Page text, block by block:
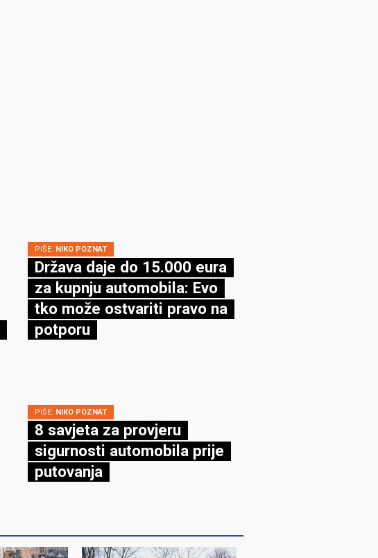
PIŠE: NIKO POZNAT
Država daje do 15.000 eura
za kupnju automobila: Evo
tko može ostvariti pravo na
potporu
PIŠE: NIKO POZNAT
8 savjeta za provjeru
sigurnosti automobila prije
putovanja